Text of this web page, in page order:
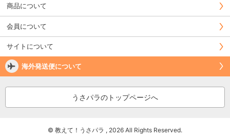
商品について
会員について
サイトについて
海外発送便について
うさパラのトップページへ
© 教えて！うさパラ , 2026 All Rights Reserved.